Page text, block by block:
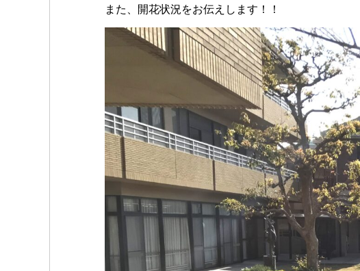
また、開花状況をお伝えします！！